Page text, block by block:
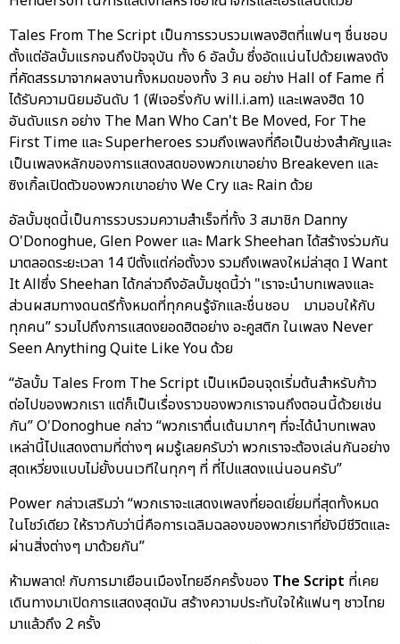
Tales From The Script เป็นการรวบรวมเพลงฮิตที่แฟนๆ ชื่นชอบ
ตั้งแต่อัลบั้มแรกจนถึงปัจจุบัน ทั้ง 6 อัลบั้ม ซึ่งอัดแน่นไปด้วยเพลงดัง
ที่คัดสรรมาจากผลงานทั้งหมดของทั้ง 3 คน อย่าง Hall of Fame ที่
ได้รับความนิยมอันดับ 1 (ฟีเจอริ่งกับ will.i.am) และเพลงฮิต 10
อันดับแรก อย่าง The Man Who Can't Be Moved, For The
First Time และ Superheroes รวมถึงเพลงที่ถือเป็นช่วงสำคัญและ
เป็นเพลงหลักของการแสดงสดของพวกเขาอย่าง Breakeven และ
ซิงเกิ้ลเปิดตัวของพวกเขาอย่าง We Cry และ Rain ด้วย
อัลบั้มชุดนี้เป็นการรวบรวมความสำเร็จที่ทั้ง 3 สมาชิก Danny
O'Donoghue, Glen Power และ Mark Sheehan ได้สร้างร่วมกัน
มาตลอดระยะเวลา 14 ปีตั้งแต่ก่อตั้งวง รวมถึงเพลงใหม่ล่าสุด I Want
It Allซึ่ง Sheehan ได้กล่าวถึงอัลบั้มชุดนี้ว่า "เราจะนำบทเพลงและ
ส่วนผสมทางดนตรีทั้งหมดที่ทุกคนรู้จักและชื่นชอบ มามอบให้กับ
ทุกคน” รวมไปถึงการแสดงยอดฮิตอย่าง อะคูสติก ในเพลง Never
Seen Anything Quite Like You ด้วย
“อัลบั้ม Tales From The Script เป็นเหมือนจุดเริ่มต้นสำหรับก้าว
ต่อไปของพวกเรา แต่ก็เป็นเรื่องราวของพวกเราจนถึงตอนนี้ด้วยเช่น
กัน” O'Donoghue กล่าว “พวกเราตื่นเต้นมากๆ ที่จะได้นำบทเพลง
เหล่านี้ไปแสดงตามที่ต่างๆ ผมรู้เลยครับว่า พวกเราจะต้องเล่นกันอย่าง
สุดเหวี่ยงแบบไม่ยั้งบนเวทีในทุกๆ ที่ ที่ไปแสดงแน่นอนครับ”
Power กล่าวเสริมว่า “พวกเราจะแสดงเพลงที่ยอดเยี่ยมที่สุดทั้งหมด
ในโชว์เดียว ให้ราวกับว่านี่คือการเฉลิมฉลองของพวกเราที่ยังมีชีวิตและ
ผ่านสิ่งต่างๆ มาด้วยกัน”
ห้ามพลาด! กับการมาเยือนเมืองไทยอีกครั้งของ The Script ที่เคย
เดินทางมาเปิดการแสดงสุดมัน สร้างความประทับใจให้แฟนๆ ชาวไทย
มาแล้วถึง 2 ครั้ง